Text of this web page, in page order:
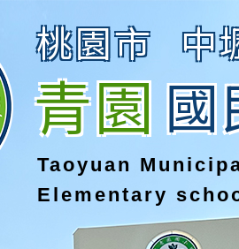
桃園市 中
青園國
Taoyuan
Elementary